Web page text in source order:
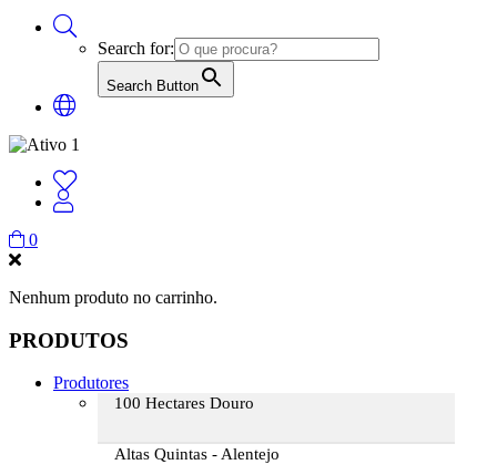
Search for:
Search Button
0
Nenhum produto no carrinho.
PRODUTOS
Produtores
100 Hectares Douro
Altas Quintas - Alentejo